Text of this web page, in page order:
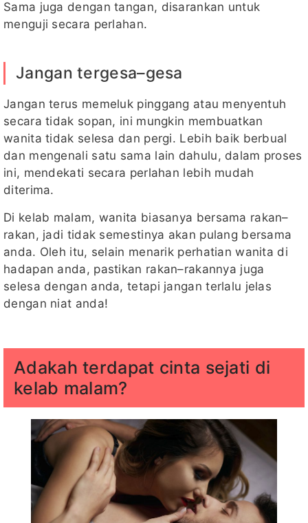
Sama juga dengan tangan, disarankan untuk
menguji secara perlahan.
Jangan tergesa–gesa
Jangan terus memeluk pinggang atau menyentuh
secara tidak sopan, ini mungkin membuatkan
wanita tidak selesa dan pergi. Lebih baik berbual
dan mengenali satu sama lain dahulu, dalam proses
ini, mendekati secara perlahan lebih mudah
diterima.
Di kelab malam, wanita biasanya bersama rakan–
rakan, jadi tidak semestinya akan pulang bersama
anda. Oleh itu, selain menarik perhatian wanita di
hadapan anda, pastikan rakan–rakannya juga
selesa dengan anda, tetapi jangan terlalu jelas
dengan niat anda!
Adakah terdapat cinta sejati di
kelab malam?